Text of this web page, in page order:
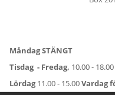
Måndag STÄNGT
Tisdag - Fredag, 10.00 - 18.00
Lördag11.00 - 15.00Vardag